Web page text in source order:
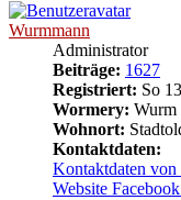
Wurmmann
Administrator
Beiträge: 1627
Registriert: So
Wormery: Wurm
Wohnort:
Kontaktdaten:
Kontaktdaten von
Website Facebook